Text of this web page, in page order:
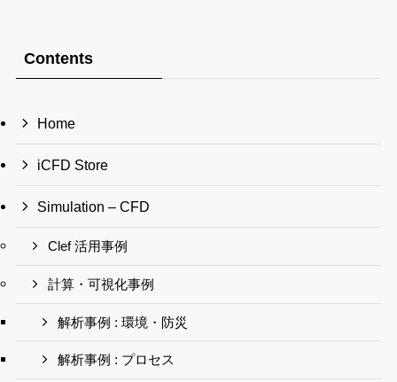
Contents
Home
iCFD Store
Simulation – CFD
Clef 活用事例
計算・可視化事例
解析事例 : 環境・防災
解析事例 : プロセス